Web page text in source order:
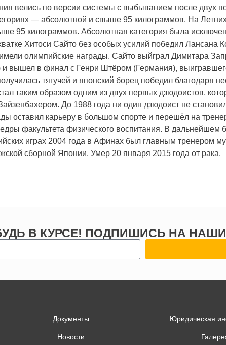
велись по версии системы с выбыванием после двух
— абсолютной и свыше 95 килограммов. На
95 килограммов. Абсолютная категория была
Хитоси Сайто без особых усилий победил
олимпийские награды. Сайто выйграл Димитара
вышел в финал с Генри Штёром (Германия),
тягучей и японский борец победил благодаря
таким образом одним из двух первых дзюдоистов,
До 1988 года ни один дзюдоист не
оставил карьеру в большом спорте и перешёл на
факультета физического воспитания. В
играх 2004 года в Афинах был главным тренером
сборной Японии. Умер 20 января 2015 года от рака.
В КУРСЕ! ПОДПИШИСЬ НА
Документы
Новости
Юридическая